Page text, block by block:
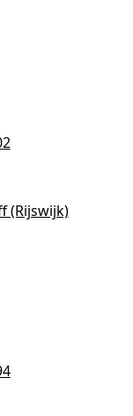
(Rijswijk)